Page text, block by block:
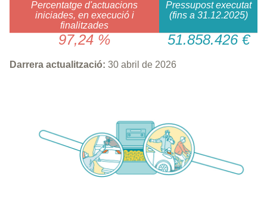
Percentatge d'actuacions
iniciades, en execució i
finalitzades
Pressupost executat
(fins a 31.12.2025)
97,24 % 51.858.426 €
Darrera actualització: 30 abril de 2026